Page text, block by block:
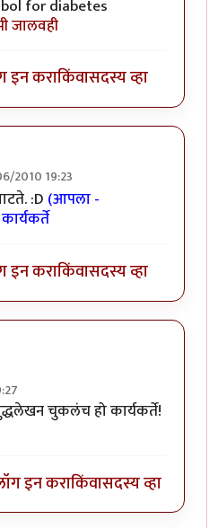
जालवही
इन कराकिंवासदस्य व्हा
2010 19:23
:D (आपला -
इन कराकिंवासदस्य व्हा
बिपिन कार्यकर्ते
चुकलंच हो कार्यकर्ते!
इन कराकिंवासदस्य व्हा